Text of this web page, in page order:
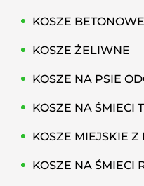
KOSZE BETONOWE
KOSZE ŻELIWNE
KOSZE NA PSIE
KOSZE NA ŚMIECI
KOSZE MIEJSKIE
KOSZE NA ŚMIECI